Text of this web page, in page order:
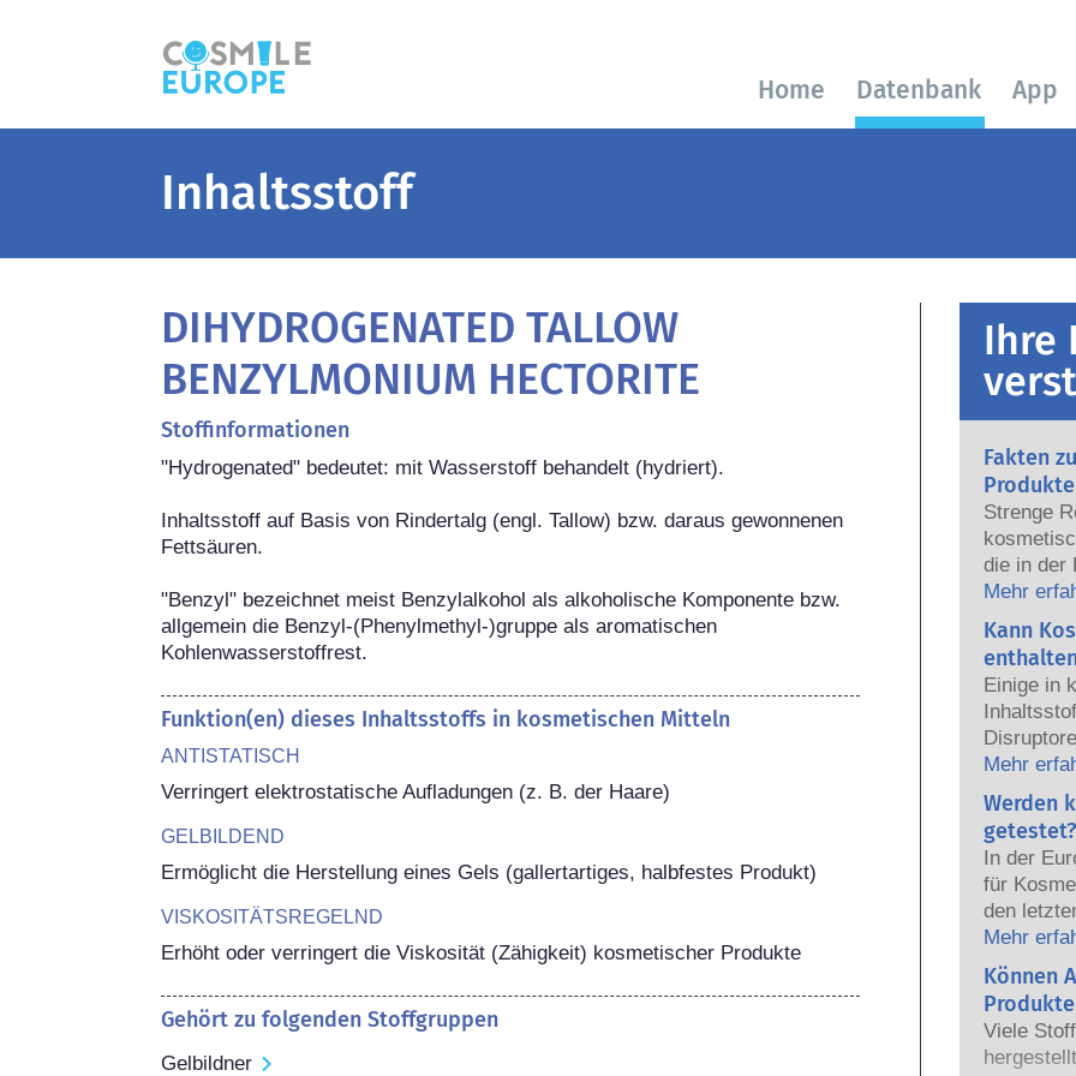
Home Datenbank App
Inhaltsstoff
DIHYDROGENATED TALLOW
BENZYLMONIUM HECTORITE
Stoffinformationen
"Hydrogenated" bedeutet: mit Wasserstoff behandelt (hydriert).
Inhaltsstoff auf Basis von Rindertalg (engl. Tallow) bzw. daraus gewonnenen
Fettsäuren.
"Benzyl" bezeichnet meist Benzylalkohol als alkoholische Komponente bzw.
allgemein die Benzyl-(Phenylmethyl-)gruppe als aromatischen
Kohlenwasserstoffrest.
Funktion(en) dieses Inhaltsstoffs in kosmetischen Mitteln
ANTISTATISCH
Verringert elektrostatische Aufladungen (z. B. der Haare)
GELBILDEND
Ermöglicht die Herstellung eines Gels (gallertartiges, halbfestes Produkt)
VISKOSITÄTSREGELND
Erhöht oder verringert die Viskosität (Zähigkeit) kosmetischer Produkte
Gehört zu folgenden Stoffgruppen
Gelbildner
Ihre
Fakten
Strenge
die in der
sicher für
Die
Mehr
Kann
Einige in
haben,
Hormone
das
heißt das
auch
sehr
zumeist
jemals
Produkte
Mehr
Werden
In der
für
den
dem
von
Mehr
Können
Viele